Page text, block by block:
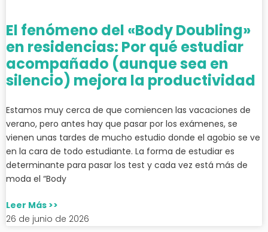
El fenómeno del «Body Doubling»
en residencias: Por qué estudiar
acompañado (aunque sea en
silencio) mejora la productividad
Estamos muy cerca de que comiencen las vacaciones de
verano, pero antes hay que pasar por los exámenes, se
vienen unas tardes de mucho estudio donde el agobio se ve
en la cara de todo estudiante. La forma de estudiar es
determinante para pasar los test y cada vez está más de
moda el “Body
Leer Más >>
26 de junio de 2026